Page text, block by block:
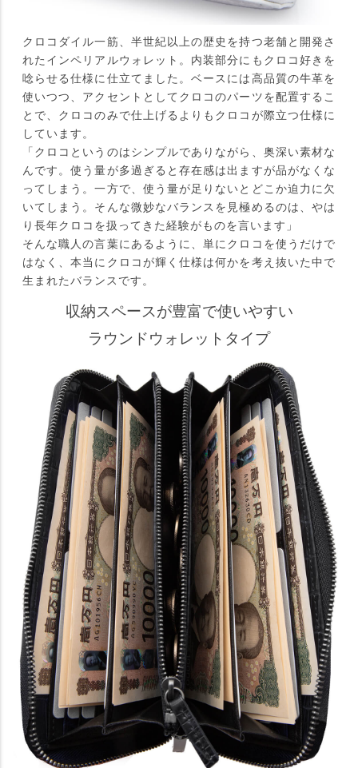
クロコダイル一筋、半世紀以上の歴史を持つ老舗と開発さ
れたインペリアルウォレット。内装部分にもクロコ好きを
唸らせる仕様に仕立てました。ベースには高品質の牛革を
使いつつ、アクセントとしてクロコのパーツを配置するこ
とで、クロコのみで仕上げるよりもクロコが際立つ仕様に
しています。
「クロコというのはシンプルでありながら、奥深い素材な
んです。使う量が多過ぎると存在感は出ますが品がなくな
ってしまう。一方で、使う量が足りないとどこか迫力に欠
いてしまう。そんな微妙なバランスを見極めるのは、やは
り長年クロコを扱ってきた経験がものを言います」
そんな職人の言葉にあるように、単にクロコを使うだけで
はなく、本当にクロコが輝く仕様は何かを考え抜いた中で
生まれたバランスです。
収納スペースが豊富で使いやすい
ラウンドウォレットタイプ